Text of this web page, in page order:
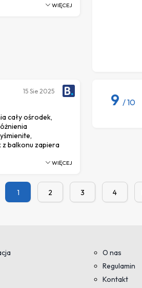
WIĘCEJ
cały ośrodek,
z balkonu zapiera
15 Sie 2025
WIĘCEJ
9 / 10
1 2 3 4
O nas
Regulamin
Kontakt